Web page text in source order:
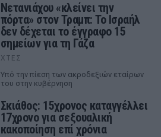
Νετανιάχου «κλείνει την
πόρτα» στον Τραμπ: Το Ισραήλ
δεν δέχεται το έγγραφο 15
σημείων για τη Γάζα
ΧΤΕΣ
Υπό την πίεση των ακροδεξιών εταίρων
του στην κυβέρνηση
Σκιάθος: 15χρονος καταγγέλλει
17χρονο για σεξουαλική
κακοποίηση επί χρόνια